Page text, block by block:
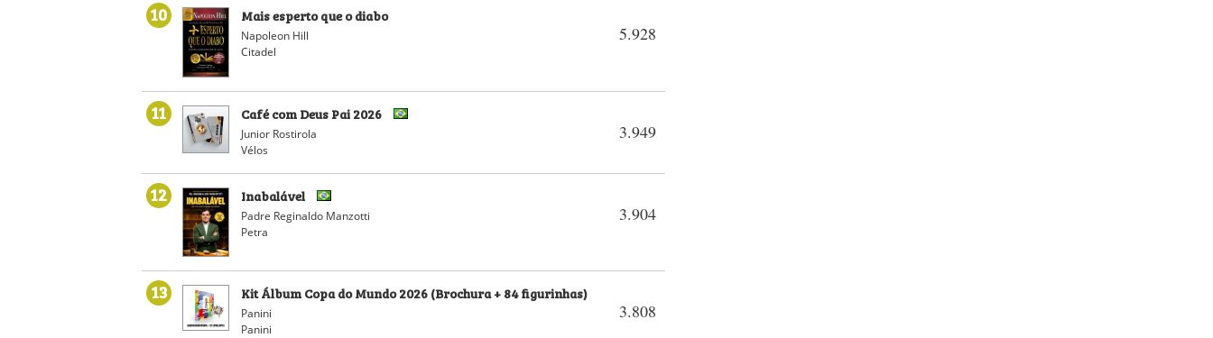
10
5.928
Mais esperto que o diabo
Napoleon Hill
Citadel
11
3.949
Café com Deus Pai 2026
Junior Rostirola
Vélos
12
3.904
Inabalável
Padre Reginaldo Manzotti
Petra
13
3.808
Kit Álbum Copa do Mundo 2026 (Brochura + 84 figurinhas)
Panini
Panini